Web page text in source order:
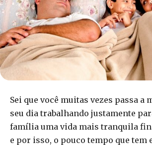
Sei que você muitas vezes passa a
seu dia trabalhando justamente
família uma vida mais tranquila
e por isso, o pouco tempo que tem